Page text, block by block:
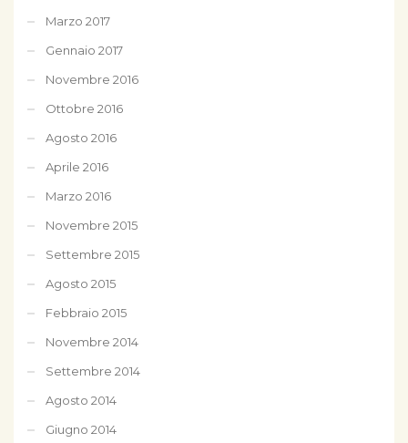
Marzo 2017
Gennaio 2017
Novembre 2016
Ottobre 2016
Agosto 2016
Aprile 2016
Marzo 2016
Novembre 2015
Settembre 2015
Agosto 2015
Febbraio 2015
Novembre 2014
Settembre 2014
Agosto 2014
Giugno 2014